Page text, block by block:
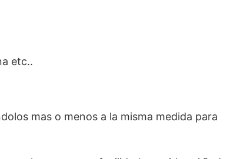
etc..
mas o menos a la misma medida para